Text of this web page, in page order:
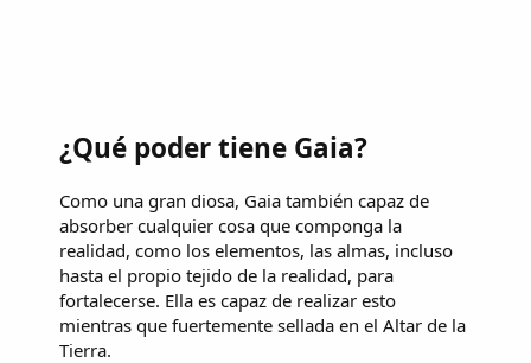
¿Qué poder tiene Gaia?
Como una gran diosa, Gaia también capaz de
absorber cualquier cosa que componga la
realidad, como los elementos, las almas, incluso
hasta el propio tejido de la realidad, para
fortalecerse. Ella es capaz de realizar esto
mientras que fuertemente sellada en el Altar de la
Tierra.